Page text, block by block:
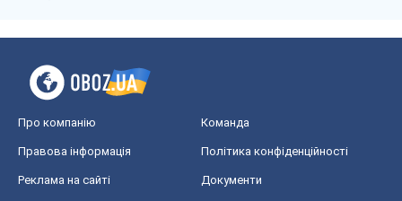
Про компанію Команда
Правова інформація Політика конфіденційності
Реклама на сайті Документи